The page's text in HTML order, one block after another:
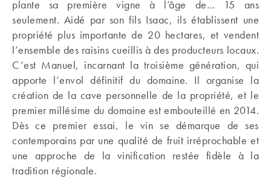
plante sa première vigne à l’âge de… 15 ans
seulement. Aidé par son fils Isaac, ils établissent une
propriété plus importante de 20 hectares, et vendent
l’ensemble des raisins cueillis à des producteurs locaux.
C’est Manuel, incarnant la troisième génération, qui
apporte l’envol définitif du domaine. Il organise la
création de la cave personnelle de la propriété, et le
premier millésime du domaine est embouteillé en 2014.
Dès ce premier essai, le vin se démarque de ses
contemporains par une qualité de fruit irréprochable et
une approche de la vinification restée fidèle à la
tradition régionale.